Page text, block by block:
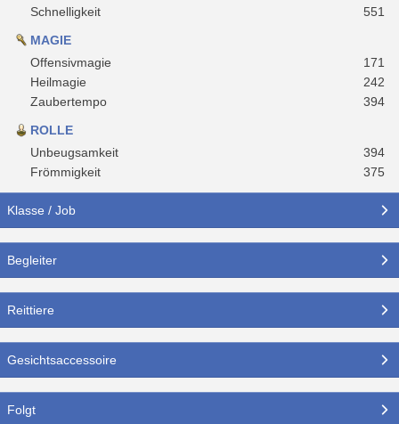
Schnelligkeit
551
MAGIE
Offensivmagie
171
Heilmagie
242
Zaubertempo
394
ROLLE
Unbeugsamkeit
394
Frömmigkeit
375
Klasse / Job
Begleiter
Reittiere
Gesichtsaccessoire
Folgt